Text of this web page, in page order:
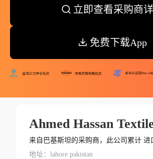
立即查看采购商
免费下载App
Ahmed Hassan
来自巴基斯坦的采购商，此公司累计 进
地址：lahore pakistan